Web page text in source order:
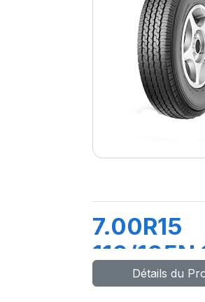
7.00R15
110/105N
SUPER
Détails du